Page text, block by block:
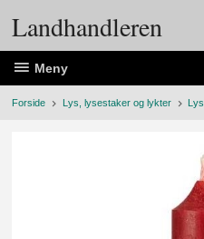
Landhandleren
Meny
Forside Lys, lysestaker og lykter Lys